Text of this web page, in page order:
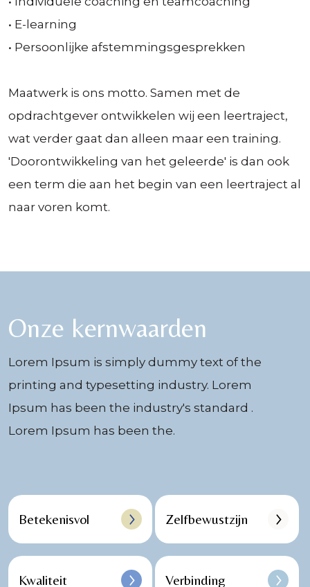
• E-learning
• Persoonlijke afstemmingsgesprekken
Maatwerk is ons motto. Samen met de
opdrachtgever ontwikkelen wij een leertraject,
wat verder gaat dan alleen maar een training.
'Doorontwikkeling van het geleerde' is dan ook
een term die aan het begin van een leertraject al
naar voren komt.
Onze kernwaarden
Lorem Ipsum is simply dummy text of the
printing and typesetting industry. Lorem
Ipsum has been the industry's standard .
Lorem Ipsum has been the.
Betekenisvol Zelfbewustzijn
Kwaliteit Verbinding